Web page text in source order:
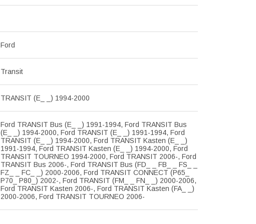
Ford
Transit
TRANSIT (E_ _) 1994-2000
Ford TRANSIT Bus (E_ _) 1991-1994, Ford TRANSIT Bus
(E_ _) 1994-2000, Ford TRANSIT (E_ _) 1991-1994, Ford
TRANSIT (E_ _) 1994-2000, Ford TRANSIT Kasten (E_ _)
1991-1994, Ford TRANSIT Kasten (E_ _) 1994-2000, Ford
TRANSIT TOURNEO 1994-2000, Ford TRANSIT 2006-, Ford
TRANSIT Bus 2006-, Ford TRANSIT Bus (FD_ _ FB_ _ FS_ _
FZ_ _ FC_ _) 2000-2006, Ford TRANSIT CONNECT (P65_
P70_ P80_) 2002-, Ford TRANSIT (FM_ _ FN_ _) 2000-2006,
Ford TRANSIT Kasten 2006-, Ford TRANSIT Kasten (FA_ _)
2000-2006, Ford TRANSIT TOURNEO 2006-